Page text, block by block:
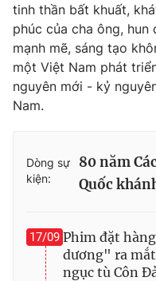
tinh thần bất khuất,
phúc của cha ông,
mạnh mẽ, sáng tạo
một Việt Nam phát
nguyên mới - kỷ
Nam.
Dòng sự
kiện:
80 năm
Quốc
17/09 Phim đặt
dương" ra
ngục tù Côn